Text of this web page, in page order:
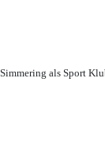
als Sport